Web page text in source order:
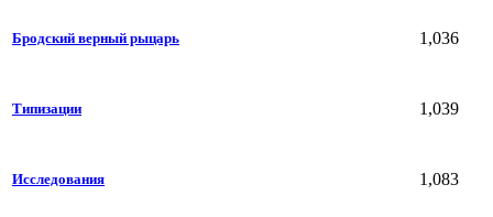
Бродский верный рыцарь 1,036
Типизации 1,039
Исследования 1,083